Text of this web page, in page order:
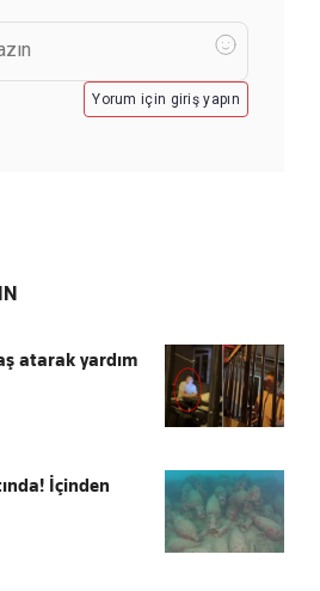
Yorum için giriş yapın
atarak yardım
İçinden